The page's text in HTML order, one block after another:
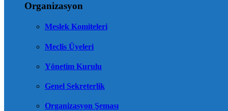
Organizasyon
Meslek Komiteleri
Meclis Üyeleri
Yönetim Kurulu
Genel Sekreterlik
Organizasyon Şeması